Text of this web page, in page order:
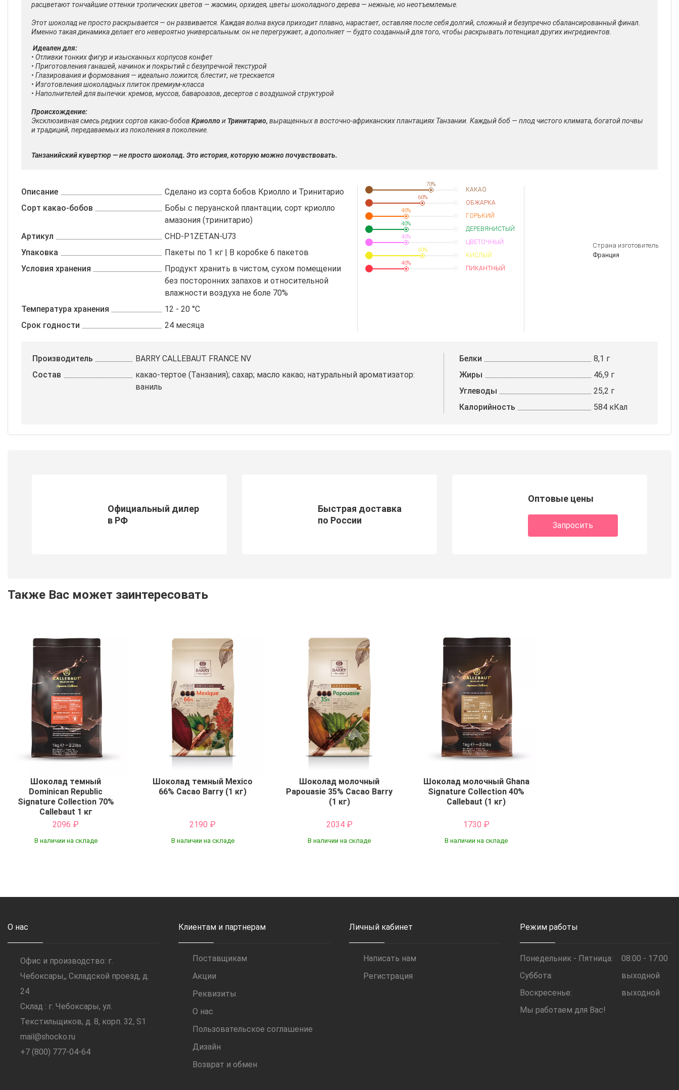
расцветают тончайшие оттенки тропических цветов — жасмин, орхидея, цветы шоколадного дерева — нежные, но неотъемлемые.
Этот шоколад не просто раскрывается — онразвивается . Каждая волна вкуса приходит плавно, нарастает, оставляя после себя долгий, сложный и безупречно сбалансированный финал.
Именно такая динамика делает его невероятно универсальным: он не перегружает, а дополняет — будто созданный для того, чтобы раскрывать потенциал других ингредиентов.
Идеален для:
• Отливки тонких фигур и изысканных корпусов конфет
• Приготовления ганашей, начинок и покрытий с безупречной текстурой
• Глазирования и формования — идеально ложится, блестит, не трескается
• Изготовления шоколадных плиток премиум-класса
• Наполнителей для выпечки: кремов, муссов, бавароазов, десертов с воздушной структурой
Происхождение:
Эксклюзивная смесь редких сортов какао-бобов Криоллои Тринитарио, выращенных в восточно-африканских плантациях Танзании. Каждый боб — плод чистого климата, богатой почвы
и традиций, передаваемых из поколения в поколение.
Танзанийский кувертюр — не просто шоколад. Это история, которую можно почувствовать.
Описание
Сделано из сорта бобов Криолло и Тринитарио
Сорт какао-бобов
Бобы с перуанской плантации, сорт криолло
амазония (тринитарио)
Артикул
CHD-P1ZETAN-U73
Упаковка
Пакеты по 1 кг | В коробке 6 пакетов
Условия хранения
Продукт хранить в чистом, сухом помещении
без посторонних запахов и относительной
влажности воздуха не боле 70%
Температура хранения
12 - 20 °C
Срок годности
24 месяца
70%
КАКАО
60%
ОБЖАРКА
40%
ГОРЬКИЙ
40%
ДЕРЕВЯНИСТЫЙ
40%
ЦВЕТОЧНЫЙ
60%
КИСЛЫЙ
40%
ПИКАНТНЫЙ
Страна изготовитель
Франция
Производитель
BARRY CALLEBAUT FRANCE NV
Состав
какао-тертое (Танзания); сахар; масло какао; натуральный ароматизатор:
ваниль
Белки
8,1 г
Жиры
46,9 г
Углеводы
25,2 г
Калорийность
584 кКал
Официальный дилер
в РФ
Быстрая доставка
по России
Оптовые цены
Запросить
Также Вас может заинтересовать
Шоколад темный
Dominican Republic
Signature Collection 70%
Callebaut 1 кг
2096 ₽
В наличии на складе
Шоколад темный Mexico
66% Cacao Barry (1 кг)
2190 ₽
В наличии на складе
Шоколад молочный
Papouasie 35% Cacao Barry
(1 кг)
2034 ₽
В наличии на складе
Шоколад молочный Ghana
Signature Collection 40%
Callebaut (1 кг)
1730 ₽
В наличии на складе
О нас
Офис и производство: г.
Чебоксары,, Складской проезд, д.
24
Склад : г. Чебоксары, ул.
Текстильщиков, д. 8, корп. 32, S1
mail@shocko.ru
+7 (800) 777-04-64
Клиентам и партнерам
Поставщикам
Акции
Реквизиты
О нас
Пользовательское соглашение
Дизайн
Возврат и обмен
Личный кабинет
Написать нам
Регистрация
Режим работы
Понедельник - Пятница:
08:00 - 17:00
Суббота:
выходной
Воскресенье:
выходной
Мы работаем для Вас!